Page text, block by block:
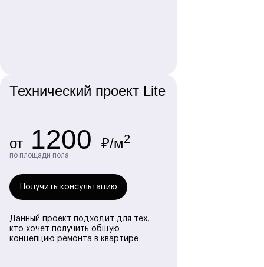
Технический проект Lite
от 1200 ₽/м2
Данный проект подходит для тех,
кто хочет получить общую
концепцию ремонта в квартире
по площади пола
Получить консультацию